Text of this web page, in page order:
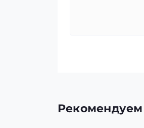
Рекомендуем